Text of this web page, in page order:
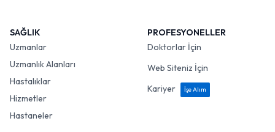
SAĞLIK
Uzmanlar
Uzmanlık Alanları
Hastalıklar
Hizmetler
Hastaneler
PROFESYONELLER
Doktorlar İçin
Web Siteniz İçin
Kariyer
İşe Alım